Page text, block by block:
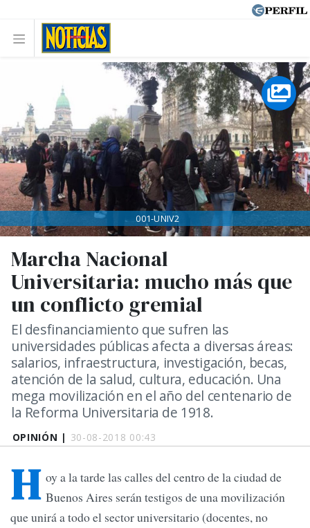
OPINIÓN | 30-08-2018 00:43
Marcha Nacional
Universitaria: mucho más que
un conflicto gremial
El desfinanciamiento que sufren las
universidades públicas afecta a diversas áreas:
salarios, infraestructura, investigación, becas,
atención de la salud, cultura, educación. Una
mega movilización en el año del centenario de
la Reforma Universitaria de 1918.
001-UNIV2
H oy a la tarde las calles del centro de la ciudad de
Buenos Aires serán testigos de una movilización
que unirá a todo el sector universitario (docentes, no